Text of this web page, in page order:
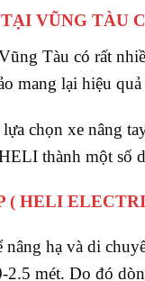
VŨNG TÀU
Tàu có rất
mang lại hiệu
chọn xe nâng
thành một số
( HELI
hạ và di
2.5 mét. Do đó